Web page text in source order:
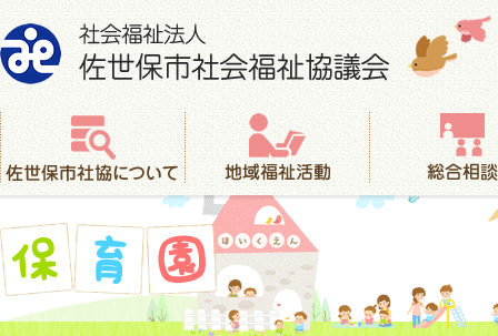
社会福祉法人 佐世保市社会福祉協議会
佐世保市社協について
地域福祉活動 総合相談